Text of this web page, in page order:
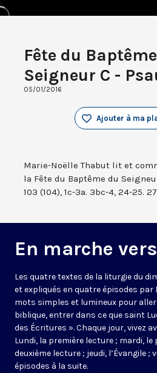
Fête du
Seigneur C -
05/01/2016
Ajouter à ma
Marie-Noëlle Thabut lit et
la Fête du Baptême du
103 (104), 1c-3a. 3bc-4, 24-25.
En marche
Les quatre textes de la liturgie du
et expliqués en quatre épisodes par
mots simples et lumineux pour
biblique, entrer dans ce que saint
des Écritures ». Chaque jour, vivez
Lundi, la première lecture ; mardi, le
deuxième lecture ; jeudi, l’Évangile ;
épisodes à la suite.